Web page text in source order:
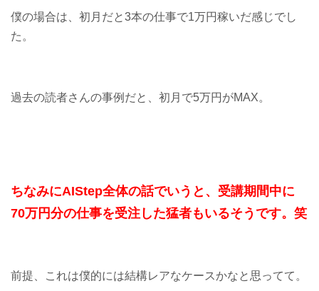
僕の場合は、初月だと3本の仕事で1万円稼いだ感じでし
た。
過去の読者さんの事例だと、初月で5万円がMAX。
ちなみにAIStep全体の話でいうと、受講期間中に
70万円分の仕事を受注した猛者もいるそうです。笑
前提、これは僕的には結構レアなケースかなと思ってて。